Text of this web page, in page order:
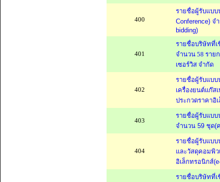
400
รายชื่อผู้รับแบบ
Conference) จ
bidding)
401
รายชื่อบริษัทที่เ
จำนวน 58 ราย
เซอร์วิส จำกัด
402
รายชื่อผู้รับแบบ
เครื่องยนต์แก๊ส
ประกวดราคาอิ
403
รายชื่อผู้รับแบ
จำนวน 59 ชุด(
404
รายชื่อผู้รับแบ
และวัสดุคอมพิว
อิเล็กทรอนิกส์
รายชื่อบริษัทที่เ